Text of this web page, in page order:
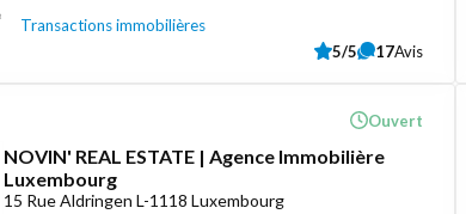
Transactions immobilières
5/5 17Avis
NOVIN' REAL ESTATE | Agence Immobilière
Luxembourg
15 Rue Aldringen L-1118 Luxembourg
Ouvert